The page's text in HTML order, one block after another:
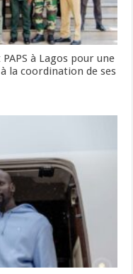
à Lagos pour une
la coordination de ses